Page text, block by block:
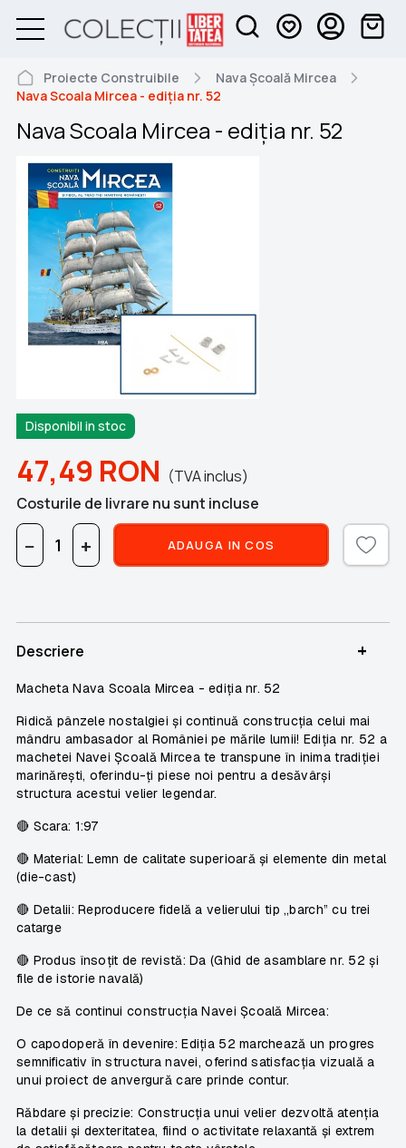
Proiecte Construibile
Nava Școală Mircea
Nava Scoala Mircea - ediția nr. 52
Nava Scoala Mircea - ediția nr. 52
Disponibil in stoc
47,49 RON (TVA inclus)
Costurile de livrare nu sunt incluse
− + ADAUGA IN COS
Descriere +
Macheta Nava Scoala Mircea - ediția nr. 52
Ridică pânzele nostalgiei și continuă construcția celui mai
mândru ambasador al României pe mările lumii! Ediția nr. 52 a
machetei Navei Școală Mircea te transpune în inima tradiției
marinărești, oferindu-ți piese noi pentru a desăvârși
structura acestui velier legendar.
🔴 Scara: 1:97
🔴 Material: Lemn de calitate superioară și elemente din metal
(die-cast)
🔴 Detalii: Reproducere fidelă a velierului tip „barch” cu trei
catarge
🔴 Produs însoțit de revistă: Da (Ghid de asamblare nr. 52 și
file de istorie navală)
De ce să continui construcția Navei Școală Mircea:
O capodoperă în devenire: Ediția 52 marchează un progres
semnificativ în structura navei, oferind satisfacția vizuală a
unui proiect de anvergură care prinde contur.
Răbdare și precizie: Construcția unui velier dezvoltă atenția
la detalii și dexteritatea, fiind o activitate relaxantă și extrem